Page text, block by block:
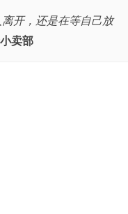
开，还是在等自己放
卖部